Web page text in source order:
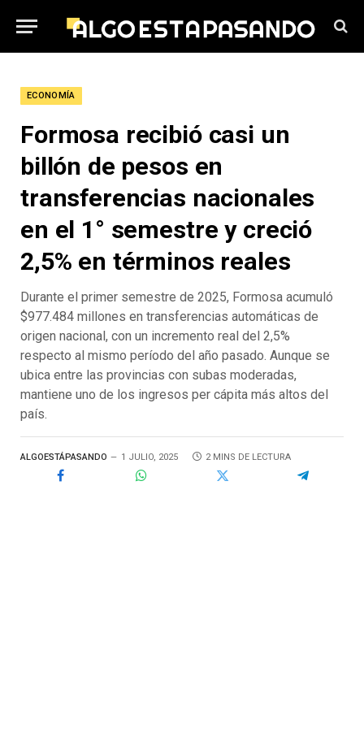
ECONOMÍA
Formosa recibió casi un
billón de pesos en
transferencias nacionales
en el 1° semestre y creció
2,5% en términos reales
Durante el primer semestre de 2025, Formosa acumuló
$977.484 millones en transferencias automáticas de
origen nacional, con un incremento real del 2,5%
respecto al mismo período del año pasado. Aunque se
ubica entre las provincias con subas moderadas,
mantiene uno de los ingresos per cápita más altos del
país.
ALGOESTÁPASANDO 1 JULIO, 2025 2 MINS DE LECTURA